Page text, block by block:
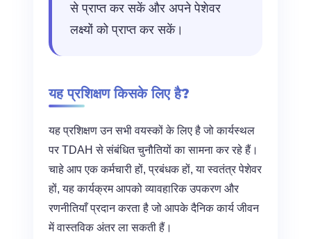
से प्राप्त कर सकें और अपने पेशेवर
लक्ष्यों को प्राप्त कर सकें।
यह प्रशिक्षण किसके लिए है?
यह प्रशिक्षण उन सभी वयस्कों के लिए है जो कार्यस्थल
पर TDAH से संबंधित चुनौतियों का सामना कर रहे हैं।
चाहे आप एक कर्मचारी हों, प्रबंधक हों, या स्वतंत्र पेशेवर
हों, यह कार्यक्रम आपको व्यावहारिक उपकरण और
रणनीतियाँ प्रदान करता है जो आपके दैनिक कार्य जीवन
में वास्तविक अंतर ला सकती हैं।